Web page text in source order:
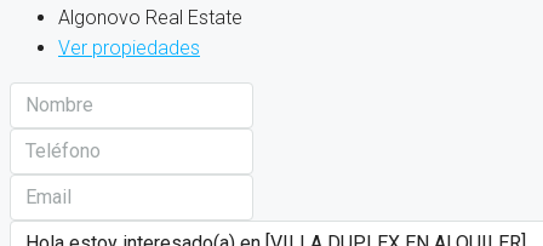
Algonovo Real Estate
Ver propiedades